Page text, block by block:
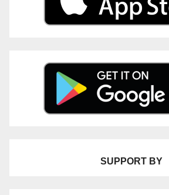
SUPPORT BY